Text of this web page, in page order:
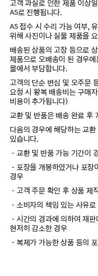
고객 과실로 인한 제품 이상
AS로 진행됩니다.
AS 접수 시 수리 가능 여부,
위해 사진이나 실물 제품을
배송된 상품의 고장 등으로
제품으로 오배송이 된 경우
몰에서 부담합니다.
고객의 단순 변심 및 오주문
요청 시 왕복 배송비는 구매
비용이 추가됩니다)
교환 및 반품은 배송 완료 후
다음의 경우에 해당하는 교
있습니다.
－교환 및 반품 가능 기간이
－포장을 개봉하였거나 포
경우
－고객 주문 확인 후 상품 제
－소비자의 책임 있는 사유
－시간의 경과에 의하여 재
현저히 감소한 경우
－복제가 가능한 상품 등의